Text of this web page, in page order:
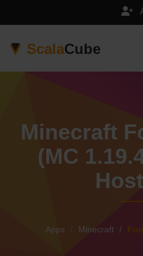
ScalaCube
Minecraft
(MC
Apps Minecraft